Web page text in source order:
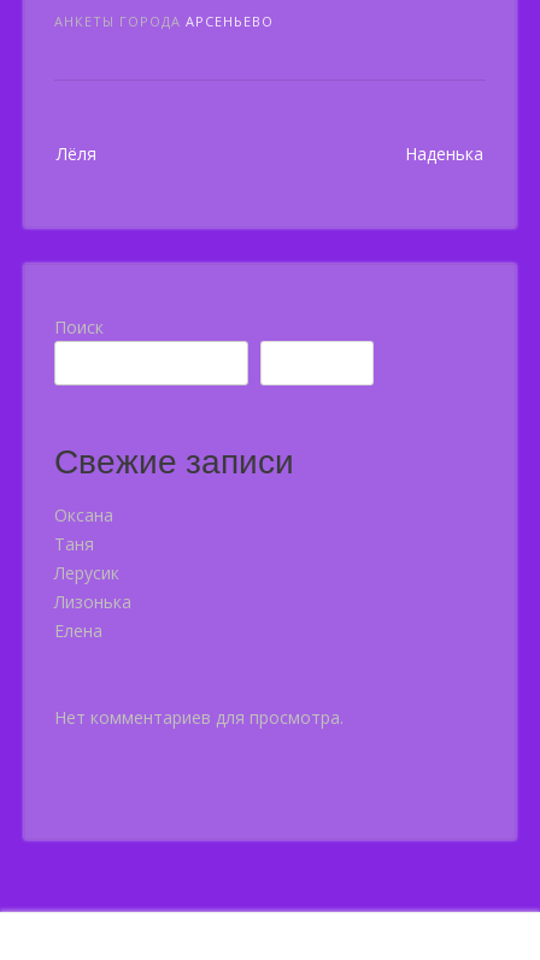
АНКЕТЫ ГОРОДА АРСЕНЬЕВО
navigation
Лёля Наденька
Поиск
Свежие записи
Оксана
Таня
Лерусик
Лизонька
Елена
Нет комментариев для просмотра.